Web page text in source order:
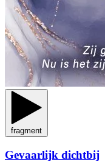
fragment
Gevaarlijk dichtbij